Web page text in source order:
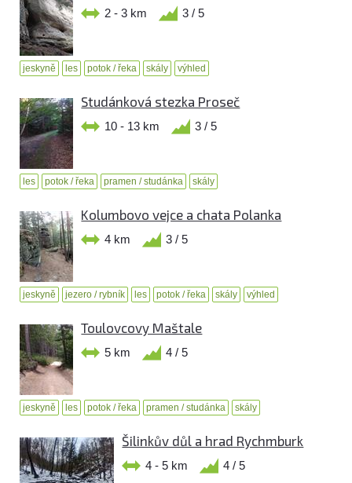
2 - 3 km 3 / 5
jeskyně les potok / řeka skály výhled
Studánková stezka Proseč
10 - 13 km 3 / 5
les potok / řeka pramen / studánka skály
Kolumbovo vejce a chata Polanka
4 km 3 / 5
jeskyně jezero / rybník les potok / řeka skály výhled
Toulovcovy Maštale
5 km 4 / 5
jeskyně les potok / řeka pramen / studánka skály
Šilinkův důl a hrad Rychmburk
4 - 5 km 4 / 5